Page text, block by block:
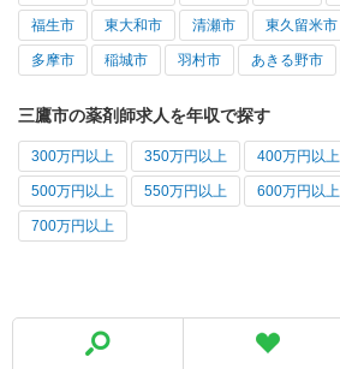
福生市 東大和市 清瀬市 東久留米市
多摩市 稲城市 羽村市 あきる野市
三鷹市の薬剤師求人を年収で探す
300万円以上 350万円以上 400万円以上
500万円以上 550万円以上 600万円以上
700万円以上